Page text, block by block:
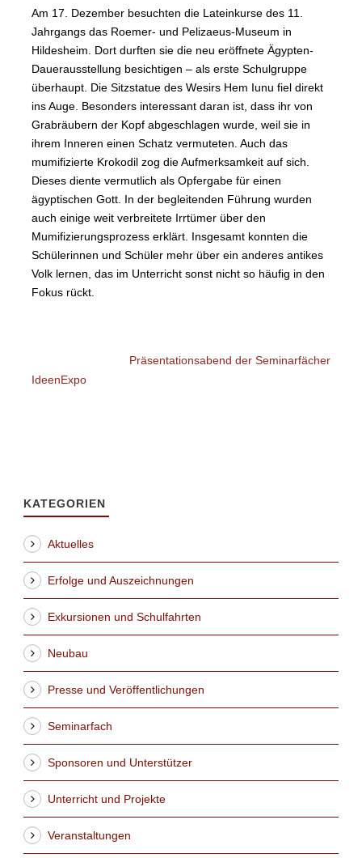
Am 17. Dezember besuchten die Lateinkurse des 11.
Jahrgangs das Roemer- und Pelizaeus-Museum in
Hildesheim. Dort durften sie die neu eröffnete Ägypten-
Dauerausstellung besichtigen – als erste Schulgruppe
überhaupt. Die Sitzstatue des Wesirs Hem Iunu fiel direkt
ins Auge. Besonders interessant daran ist, dass ihr von
Grabräubern der Kopf abgeschlagen wurde, weil sie in
ihrem Inneren einen Schatz vermuteten. Auch das
mumifizierte Krokodil zog die Aufmerksamkeit auf sich.
Dieses diente vermutlich als Opfergabe für einen
ägyptischen Gott. In der begleitenden Führung wurden
auch einige weit verbreitete Irrtümer über den
Mumifizierungsprozess erklärt. Insgesamt konnten die
Schülerinnen und Schüler mehr über ein anderes antikes
Volk lernen, das im Unterricht sonst nicht so häufig in den
Fokus rückt.
Präsentationsabend der Seminarfächer
IdeenExpo
KATEGORIEN
Aktuelles
Erfolge und Auszeichnungen
Exkursionen und Schulfahrten
Neubau
Presse und Veröffentlichungen
Seminarfach
Sponsoren und Unterstützer
Unterricht und Projekte
Veranstaltungen